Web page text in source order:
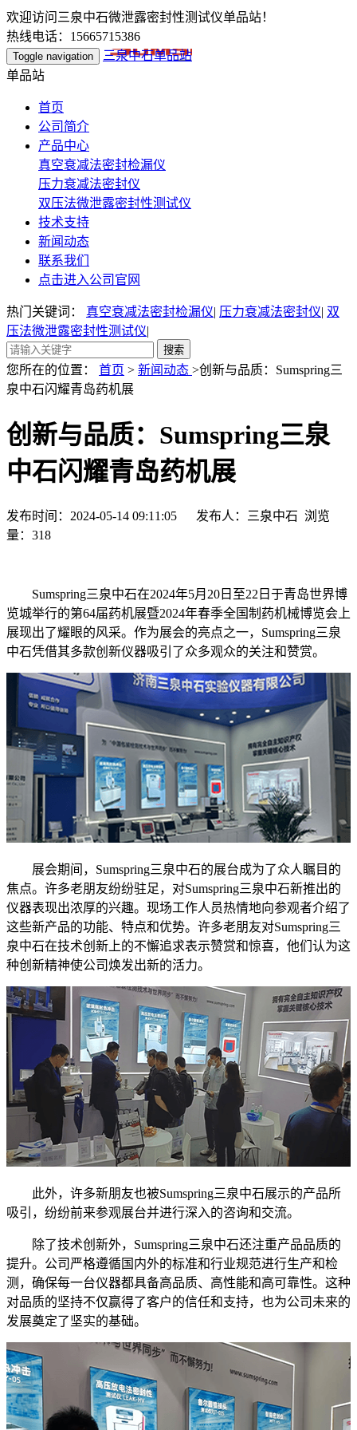
欢迎访问三泉中石微泄露密封性测试仪单品站！
热线电话：15665715386
Toggle navigation
三泉中石单品站
单品站
首页
公司简介
产品中心
真空衰减法密封检漏仪
压力衰减法密封仪
双压法微泄露密封性测试仪
技术支持
新闻动态
联系我们
点击进入公司官网
热门关键词： 真空衰减法密封检漏仪| 压力衰减法密封仪| 双
压法微泄露密封性测试仪|
您所在的位置： 首页 > 新闻动态 >创新与品质：Sumspring三
泉中石闪耀青岛药机展
创新与品质：Sumspring三泉
中石闪耀青岛药机展
发布时间：2024-05-14 09:11:05 发布人：三泉中石 浏览
量： 318
Sumspring三泉中石在2024年5月20日至22日于青岛世界博
览城举行的第64届药机展暨2024年春季全国制药机械博览会上
展现出了耀眼的风采。作为展会的亮点之一，Sumspring三泉
中石凭借其多款创新仪器吸引了众多观众的关注和赞赏。
展会期间，Sumspring三泉中石的展台成为了众人瞩目的
焦点。许多老朋友纷纷驻足，对Sumspring三泉中石新推出的
仪器表现出浓厚的兴趣。现场工作人员热情地向参观者介绍了
这些新产品的功能、特点和优势。许多老朋友对Sumspring三
泉中石在技术创新上的不懈追求表示赞赏和惊喜，他们认为这
种创新精神使公司焕发出新的活力。
此外，许多新朋友也被Sumspring三泉中石展示的产品所
吸引，纷纷前来参观展台并进行深入的咨询和交流。
除了技术创新外，Sumspring三泉中石还注重产品品质的
提升。公司严格遵循国内外的标准和行业规范进行生产和检
测，确保每一台仪器都具备高品质、高性能和高可靠性。这种
对品质的坚持不仅赢得了客户的信任和支持，也为公司未来的
发展奠定了坚实的基础。